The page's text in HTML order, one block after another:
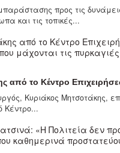
προς τις
και τις τοπικές...
από το Κέντρο
Κυριάκος Μητσοτάκης,
Κέντρο...